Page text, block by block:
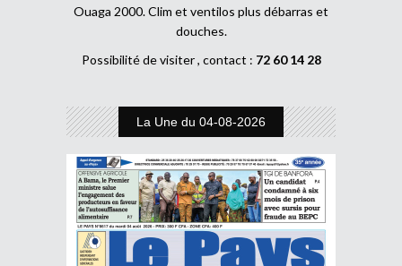
Ouaga 2000. Clim et ventilos plus débarras et
douches.
Possibilité de visiter , contact : 72 60 14 28
La Une du 04-08-2026